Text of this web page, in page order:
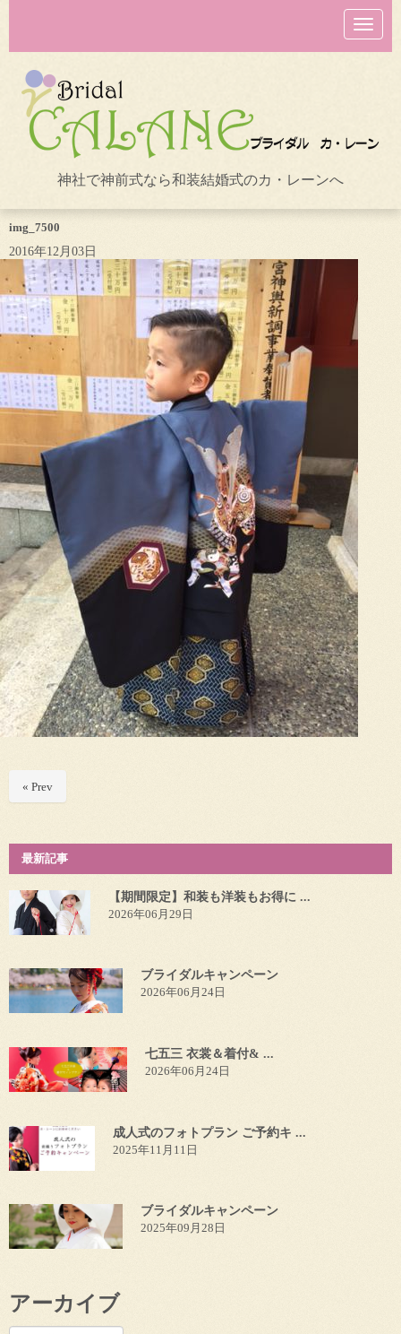
N
a
v
o
n
神社で神前式なら和装結婚式のカ・レーンへ
img_7500
2016年12月03日
« Prev
最新記事
【期間限定】和装も洋装もお得に ...
2026年06月29日
ブライダルキャンペーン
2026年06月24日
七五三 衣裳＆着付& ...
2026年06月24日
成人式のフォトプラン ご予約キ ...
2025年11月11日
ブライダルキャンペーン
2025年09月28日
アーカイブ